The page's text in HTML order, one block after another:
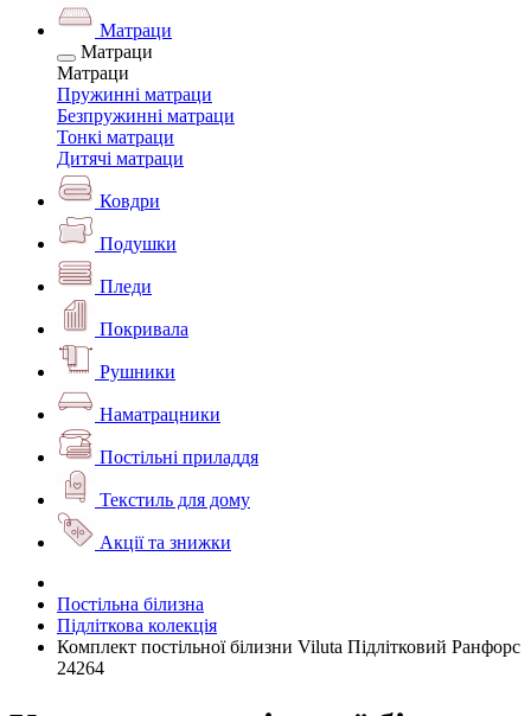
Матраци
Матраци
Матраци
Пружинні матраци
Безпружинні матраци
Тонкі матраци
Дитячі матраци
Ковдри
Подушки
Пледи
Покривала
Рушники
Наматрацники
Постільні приладдя
Текстиль для дому
Акції та знижки
Постільна білизна
Підліткова колекція
Комплект постільної білизни Viluta Підлітковий Ранфорс
24264